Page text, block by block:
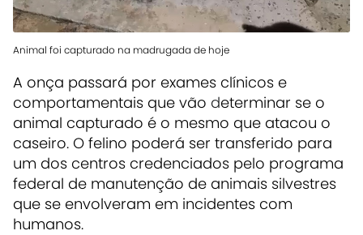
Animal foi capturado na madrugada de hoje
A onça passará por exames clínicos e
comportamentais que vão determinar se o
animal capturado é o mesmo que atacou o
caseiro. O felino poderá ser transferido para
um dos centros credenciados pelo programa
federal de manutenção de animais silvestres
que se envolveram em incidentes com
humanos.